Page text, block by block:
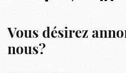
Vous désirez
nous?